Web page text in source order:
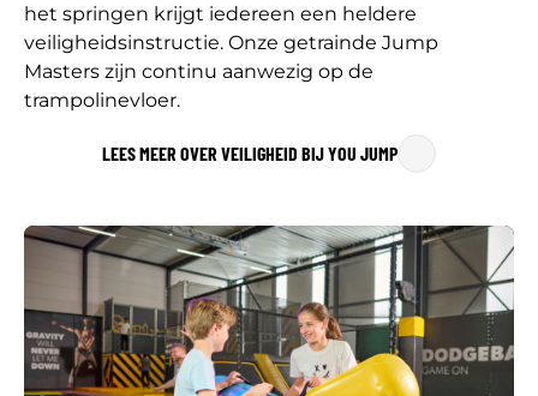
het springen krijgt iedereen een heldere
veiligheidsinstructie. Onze getrainde Jump
Masters zijn continu aanwezig op de
trampolinevloer.
LEES MEER OVER VEILIGHEID BIJ YOU JUMP